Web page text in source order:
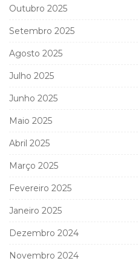
Outubro 2025
Setembro 2025
Agosto 2025
Julho 2025
Junho 2025
Maio 2025
Abril 2025
Março 2025
Fevereiro 2025
Janeiro 2025
Dezembro 2024
Novembro 2024